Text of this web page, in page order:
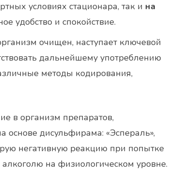
условиях стационара, так и на
удобство и спокойствие.
очищен, наступает ключевой
дальнейшему употреблению
методы кодирования,
в организм препаратов,
основе дисульфирама: «Эспераль»,
негативную реакцию при попытке
на физиологическом уровне.